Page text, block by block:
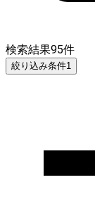
検索結果95件
絞り込み条件1